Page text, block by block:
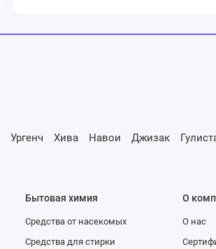
Ургенч Хива Навои Джизак
Бытовая химия
Средства от насекомых
Средства для стирки
О
О нас